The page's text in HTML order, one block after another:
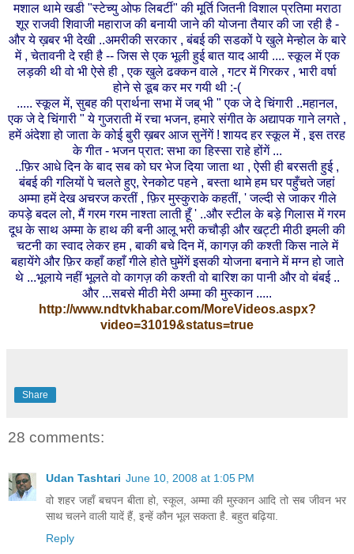
मशाल थामे खडी "स्टेच्यु ओफ लिबर्टी" की मूर्ति जितनी विशाल प्रतिमा मराठा
शूर राजवी शिवाजी महाराज की बनायी जाने की योजना तैयार की जा रही है -
और ये ख़बर भी देखी ..अमरीकी सरकार , बंबई की सडकों पे खुले मेन्होल के बारे
में , चेतावनी दे रही है -- जिस से एक भूली हुई बात याद आयी .... स्कूल में एक
लड़की थी वो भी ऐसे ही , एक खुले ढक्कन वाले , गटर में गिरकर , भारी वर्षा
होने से डूब कर मर गयी थी :-(
..... स्कूल में, सुबह की प्रार्थना सभा में जब् भी " एक जे दे चिंगारी ..महानल,
एक जे दे चिंगारी " ये गुजराती में रचा भजन, हमारे संगीत के अद्यापक गाने लगते ,
हमें अंदेशा हो जाता के कोई बुरी ख़बर आज सुनेंगें ! शायद हर स्कूल में , इस तरह
के गीत - भजन प्रात: सभा का हिस्सा राहे होंगें ...
..फ़िर आधे दिन के बाद सब को घर भेज दिया जाता था , ऐसी ही बरसती हुई ,
बंबई की गलियों पे चलते हुए, रेनकोट पहने , बस्ता थामे हम घर पहुँचते जहां
अम्मा हमें देख अचरज करतीं , फ़िर मुस्कुराके कहतीं, ' जल्दी से जाकर गीले
कपड़े बदल लो, मैं गरम गरम नाश्ता लाती हूँ ' ..और स्टील के बड़े गिलास में गरम
दूध के साथ अम्मा के हाथ की बनी आलू भरी कचौड़ी और खट्टी मीठी इमली की
चटनी का स्वाद लेकर हम , बाकी बचे दिन में, कागज़ की कश्ती किस नाले में
बहायेंगे और फ़िर कहाँ कहाँ गीले होते घुमेंगें इसकी योजना बनाने में मग्न हो जाते
थे ...भूलाये नहीं भूलते वो कागज़ की कश्ती वो बारिश का पानी और वो बंबई ..
और ...सबसे मीठी मेरी अम्मा की मुस्कान .....
http://www.ndtvkhabar.com/MoreVideos.aspx?
video=31019&status=true
Share
28 comments:
Udan Tashtari June 10, 2008 at 1:05 PM
वो शहर जहाँ बचपन बीता हो, स्कूल, अम्मा की मुस्कान आदि तो सब जीवन भर
साथ चलने वाली यादें हैं, इन्हें कौन भूल सकता है. बहुत बढ़िया.
Reply